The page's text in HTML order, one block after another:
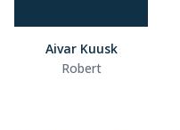
Aivar Kuusk
Robert